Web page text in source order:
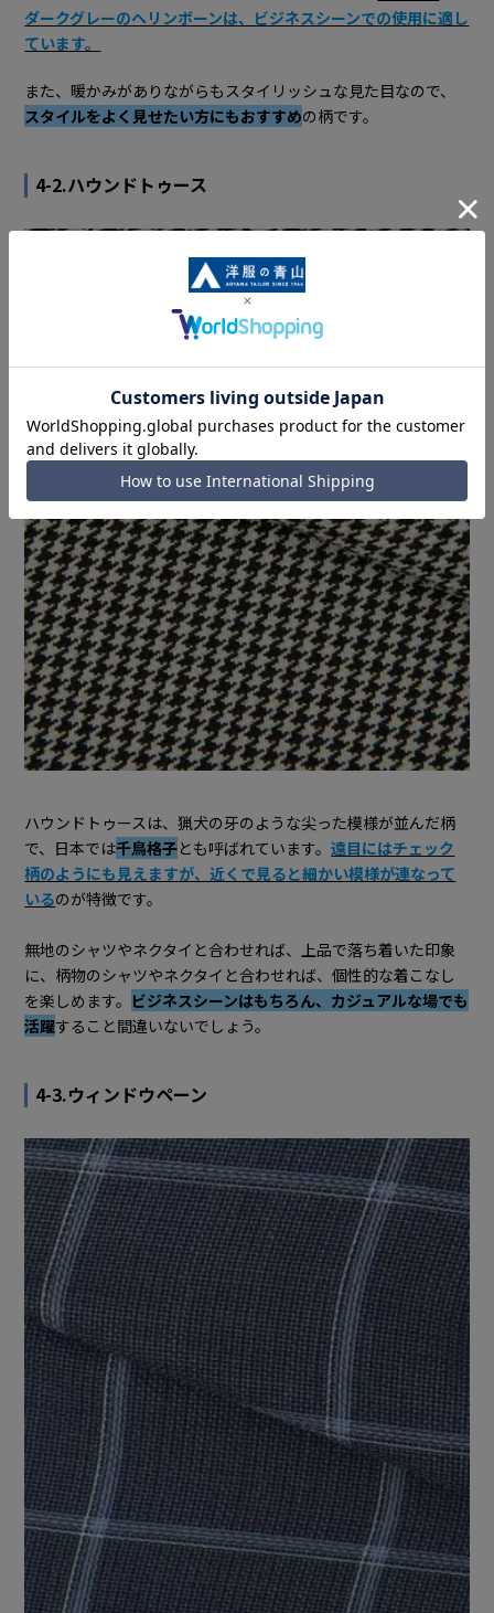
ダークグレーのヘリンボーンは、ビジネスシーンでの使用に適し
ています。
また、暖かみがありながらもスタイリッシュな見た目なので、
スタイルをよく見せたい方にもおすすめの柄です。
4-2.ハウンドトゥース
ハウンドトゥースは、猟犬の牙のような尖った模様が並んだ柄
で、日本では千鳥格子とも呼ばれています。遠目にはチェック
柄のようにも見えますが、近くで見ると細かい模様が連なって
いるのが特徴です。
無地のシャツやネクタイと合わせれば、上品で落ち着いた印象
に、柄物のシャツやネクタイと合わせれば、個性的な着こなし
を楽しめます。 ビジネスシーンはもちろん、カジュアルな場でも
活躍すること間違いないでしょう。
4-3.ウィンドウペーン